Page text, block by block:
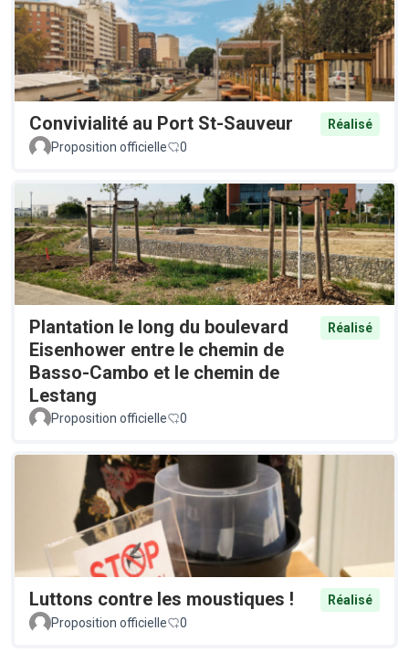
Convivialité au Port St-Sauveur
Réalisé
Proposition officielle
0
Plantation le long du boulevard
Eisenhower entre le chemin de
Basso-Cambo et le chemin de
Lestang
Réalisé
Proposition officielle 0
Luttons contre les moustiques !
Réalisé
Proposition officielle
0